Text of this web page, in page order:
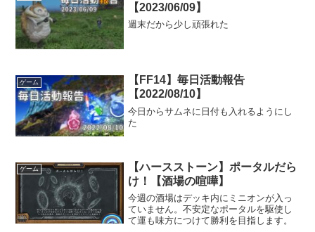
【2023/06/09】
週末だから少し頑張れた
ゲーム
【FF14】毎日活動報告
【2022/08/10】
今日からサムネに日付も入れるようにし
た
ゲーム
【ハースストーン】ポータルだら
け！【酒場の喧嘩】
今週の酒場はデッキ内にミニオンが入っ
ていません。不安定なポータルを駆使し
て運も味方につけて勝利を目指します。